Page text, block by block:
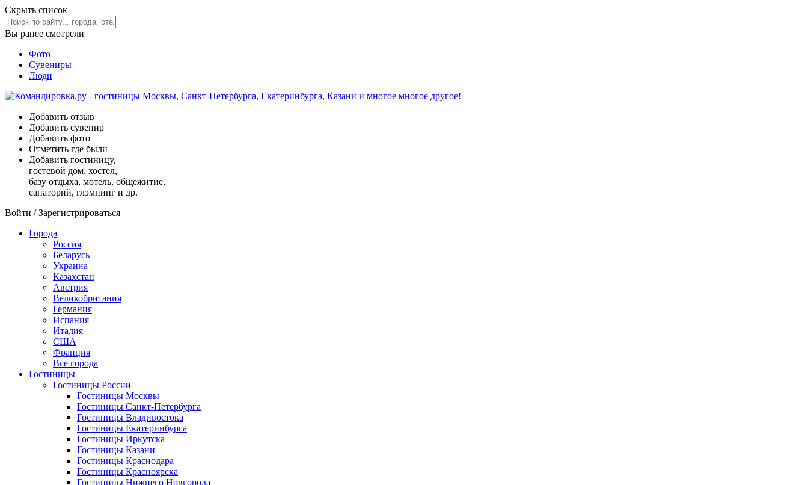
Скрыть список
Вы ранее смотрели
Фото
Сувениры
Люди
Добавить отзыв
Добавить сувенир
Добавить фото
Отметить где были
Добавить гостиницу,
гостевой дом, хостел,
базу отдыха, мотель, общежитие,
санаторий, глэмпинг и др.
Войти /Зарегистрироваться
Города
Россия
Беларусь
Украина
Казахстан
Австрия
Великобритания
Германия
Испания
Италия
США
Франция
Все города
Гостиницы
Гостиницы России
Гостиницы Mосквы
Гостиницы Санкт-Петербурга
Гостиницы Владивостока
Гостиницы Екатеринбурга
Гостиницы Иркутска
Гостиницы Казани
Гостиницы Краснодара
Гостиницы Красноярска
Гостиницы Нижнего Новгорода